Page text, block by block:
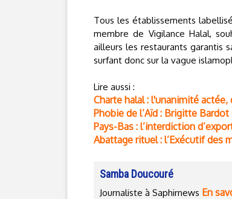
Tous les établissements
membre de Vigilance Halal,
ailleurs les restaurants garantis
surfant donc sur la vague
Lire aussi :
Charte halal : l'unanimité
Phobie de l’Aïd : Brigitte
Pays-Bas : l’interdiction
Abattage rituel : l’Exécutif des
Samba Doucouré
Journaliste à Saphirnews En